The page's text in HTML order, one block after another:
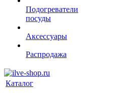
Подогреватели
посуды
Аксессуары
Распродажа
Каталог